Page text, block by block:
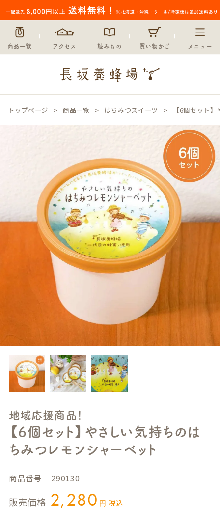
商品一覧 アクセス 読みもの 買い物かご メニュー
トップページ 商品一覧 はちみつスイーツ 【6個セット
地域応援商品！
【6個セット】やさしい気持ちのは
ちみつレモンシャーベット
商品番号 290130
販売価格 2,280 税込